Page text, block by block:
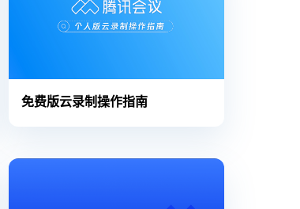
免费版云录制操作指南